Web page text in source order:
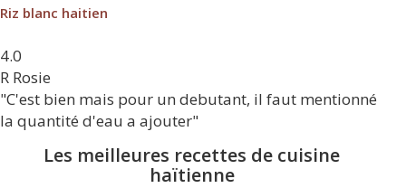
Riz blanc haitien
4.0
R Rosie
"C'est bien mais pour un debutant, il faut mentionné
la quantité d'eau a ajouter"
Les meilleures recettes de cuisine
haïtienne